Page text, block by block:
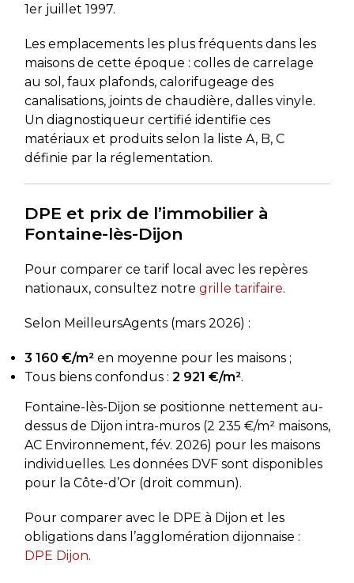
1er juillet 1997.
Les emplacements les plus fréquents dans les
maisons de cette époque : colles de carrelage
au sol, faux plafonds, calorifugeage des
canalisations, joints de chaudière, dalles vinyle.
Un diagnostiqueur certifié identifie ces
matériaux et produits selon la liste A, B, C
définie par la réglementation.
DPE et prix de l’immobilier à
Fontaine-lès-Dijon
Pour comparer ce tarif local avec les repères
nationaux, consultez notre grille tarifaire.
Selon MeilleursAgents (mars 2026) :
3 160 €/m²en moyenne pour les maisons ;
Tous biens confondus : 2 921 €/m².
Fontaine-lès-Dijon se positionne nettement au-
dessus de Dijon intra-muros (2 235 €/m² maisons,
AC Environnement, fév. 2026) pour les maisons
individuelles. Les données DVF sont disponibles
pour la Côte-d’Or (droit commun).
Pour comparer avec le DPE à Dijon et les
obligations dans l’agglomération dijonnaise :
DPE Dijon.